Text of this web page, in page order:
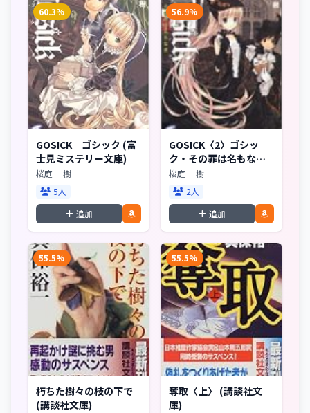
60.3%
GOSICK―ゴシック (富
士見ミステリー文庫)
桜庭 一樹
5人
追加
56.9%
GOSICK〈2〉ゴシッ
ク・その罪は名もなき
(富士見ミステリー文庫)
桜庭 一樹
2人
追加
55.5%
朽ちた樹々の枝の下で
(講談社文庫)
55.5%
奪取〈上〉 (講談社文
庫)